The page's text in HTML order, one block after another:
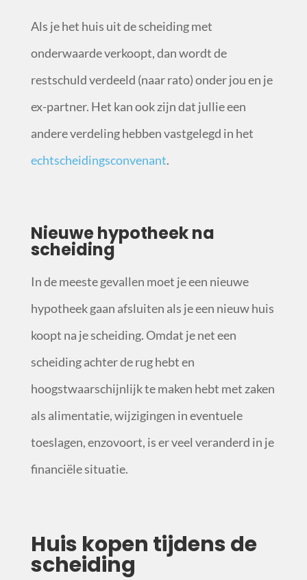
Als je het huis uit de scheiding met
onderwaarde verkoopt, dan wordt de
restschuld verdeeld (naar rato) onder jou en je
ex-partner. Het kan ook zijn dat jullie een
andere verdeling hebben vastgelegd in het
echtscheidingsconvenant.
Nieuwe hypotheek na
scheiding
In de meeste gevallen moet je een nieuwe
hypotheek gaan afsluiten als je een nieuw huis
koopt na je scheiding. Omdat je net een
scheiding achter de rug hebt en
hoogstwaarschijnlijk te maken hebt met zaken
als alimentatie, wijzigingen in eventuele
toeslagen, enzovoort, is er veel veranderd in je
financiële situatie.
Huis kopen tijdens de
scheiding